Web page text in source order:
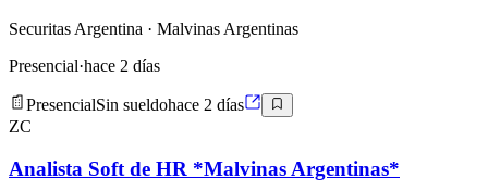
Securitas Argentina · Malvinas Argentinas
Presencial·hace 2 días
PresencialSin sueldohace 2 días
ZC
Analista Soft de HR *Malvinas Argentinas*